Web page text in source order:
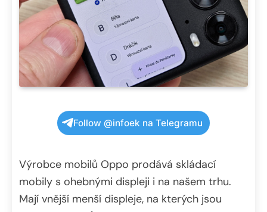
Follow @infoek na Telegramu
Výrobce mobilů Oppo prodává skládací
mobily s ohebnými displeji i na našem trhu.
Mají vnější menší displeje, na kterých jsou